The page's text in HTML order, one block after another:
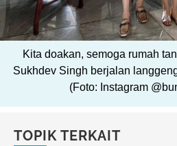
Kita doakan, semoga rumah
Sukhdev Singh berjalan
(Foto: Instagram
TOPIK TERKAIT